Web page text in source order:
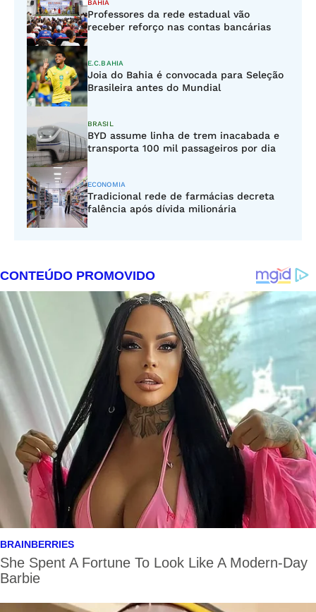
BAHIA
Professores da rede estadual vão
receber reforço nas contas bancárias
E.C.BAHIA
Joia do Bahia é convocada para Seleção
Brasileira antes do Mundial
BRASIL
BYD assume linha de trem inacabada e
transporta 100 mil passageiros por dia
ECONOMIA
Tradicional rede de farmácias decreta
falência após dívida milionária